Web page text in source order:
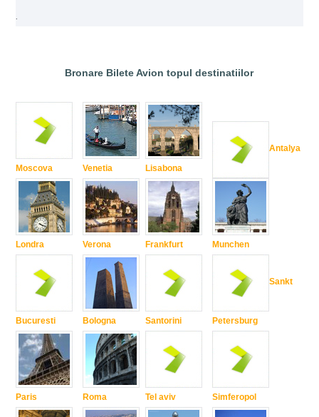
.
Bronare Bilete Avion topul destinatiilor
Moscova
Londra
Bucuresti
Paris
Venetia
Verona
Bologna
Roma
Lisabona
Frankfurt
Santorini
Tel aviv
Antalya
Munchen
Sankt
Petersburg
Simferopol